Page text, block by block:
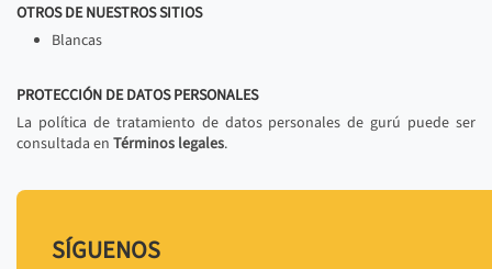
OTROS DE NUESTROS SITIOS
Blancas
PROTECCIÓN DE DATOS PERSONALES
La política de tratamiento de datos personales de gurú puede ser
consultada en Términos legales.
SÍGUENOS